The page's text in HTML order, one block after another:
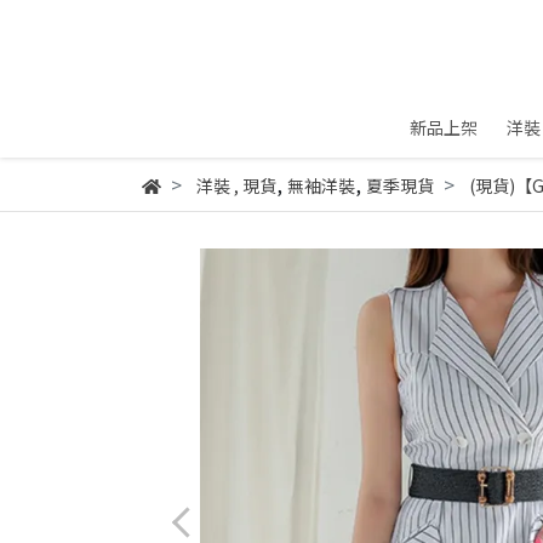
新品上架 洋裝
洋裝, 現貨, 無袖洋裝, 夏季現貨 (現貨)【